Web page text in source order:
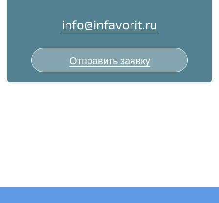
info@infavorit.ru
Отправить заявку